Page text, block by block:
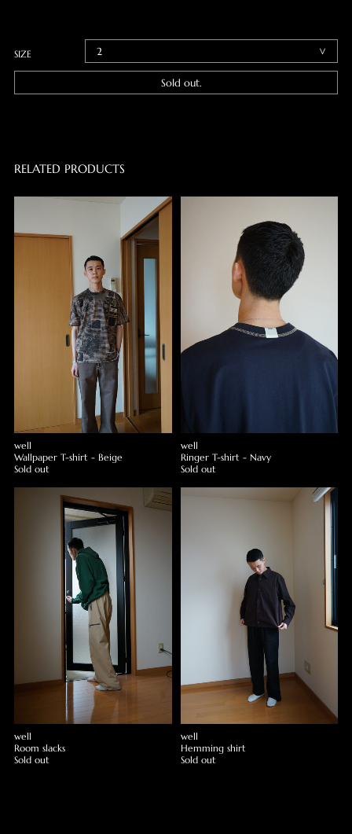
SIZE
Sold out.
RELATED PRODUCTS
well
Wallpaper T-shirt - Beige
Sold out
well
Ringer T-shirt - Navy
Sold out
well
Room slacks
Sold out
well
Hemming shirt
Sold out